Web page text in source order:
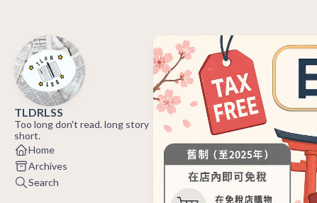
TLDRLSS
Too long don't read. long story
short.
Home
Archives
Search